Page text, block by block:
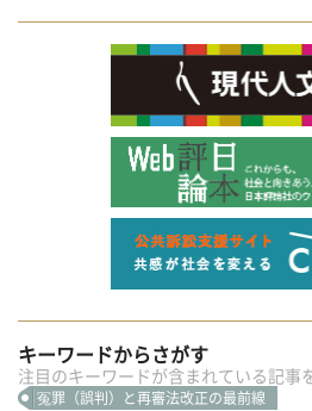
キーワードからさがす
注目のキーワードが含まれている記事
冤罪（誤判）と再審法改正の最前線